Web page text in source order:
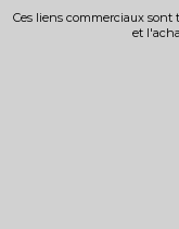
Ces liens commerciaux
et